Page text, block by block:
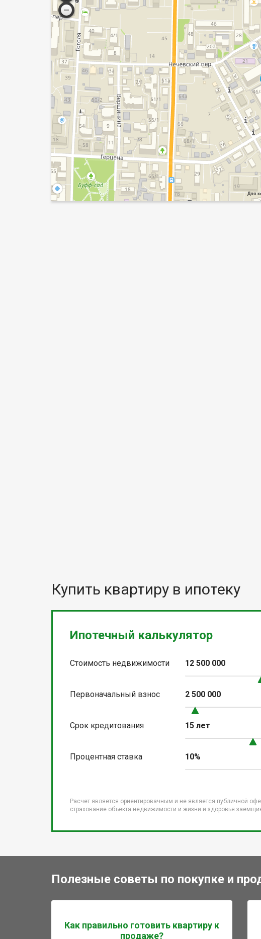
Для
Купить квартиру в ипотеку
Ипотечный калькулятор
Стоимость недвижимости 12 500 000
Первоначальный взнос 2 500 000
Срок кредитования 15 лет
Процентная ставка 10%
Расчет является ориентировачным и не является публичной
страхование объекта недвижимости и жизни и здоровья
Полезные советы по покупке и
Как правильно готовить квартиру к
продаже?